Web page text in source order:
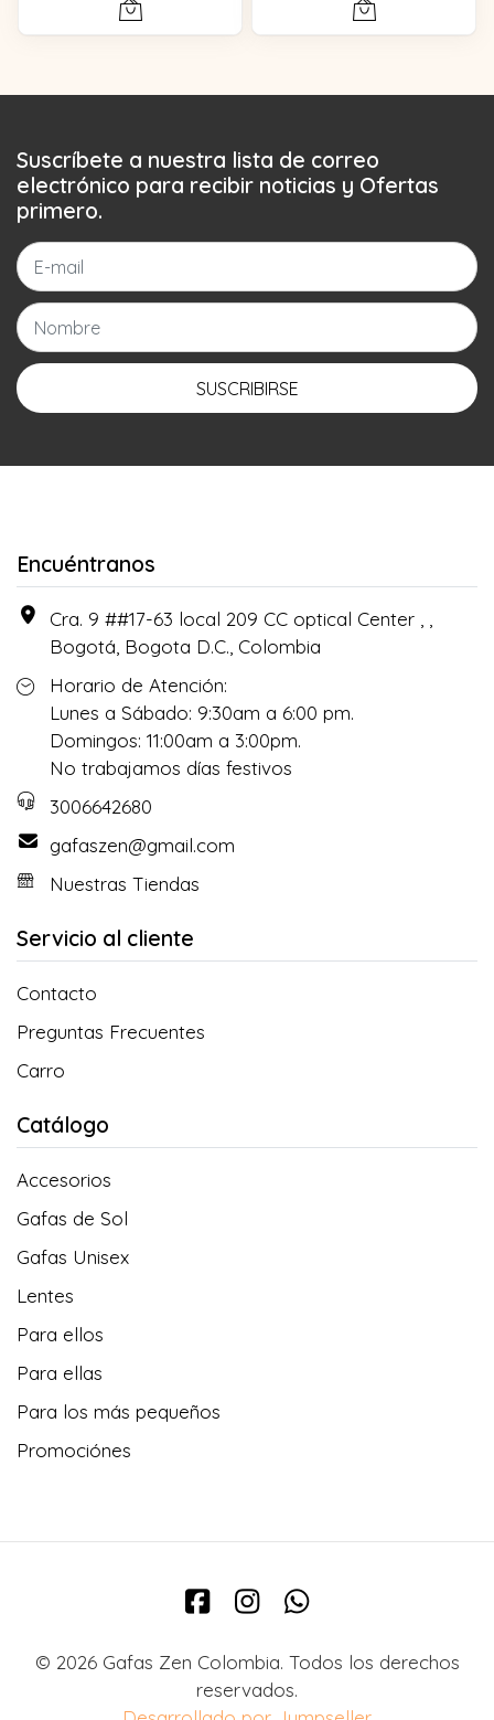
Suscríbete a nuestra lista de correo
electrónico para recibir noticias y Ofertas
primero.
SUSCRIBIRSE
Encuéntranos
Cra. 9 ##17-63 local 209 CC optical Center , ,
Bogotá, Bogota D.C., Colombia
Horario de Atención:
Lunes a Sábado: 9:30am a 6:00 pm.
Domingos: 11:00am a 3:00pm.
No trabajamos días festivos
3006642680
gafaszen@gmail.com
Nuestras Tiendas
Servicio al cliente
Contacto
Preguntas Frecuentes
Carro
Catálogo
Accesorios
Gafas de Sol
Gafas Unisex
Lentes
Para ellos
Para ellas
Para los más pequeños
Promociónes
© 2026 Gafas Zen Colombia. Todos los derechos
reservados.